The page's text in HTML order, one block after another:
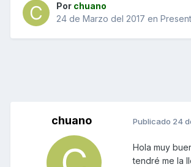
Por chuano
24 de Marzo del 2017 en
chuano Publicado 24
Hola muy
tendré me la